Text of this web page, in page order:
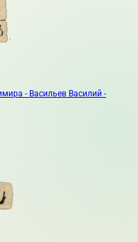
- Васильев Василий -